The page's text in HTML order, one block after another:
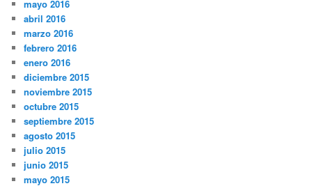
mayo 2016
abril 2016
marzo 2016
febrero 2016
enero 2016
diciembre 2015
noviembre 2015
octubre 2015
septiembre 2015
agosto 2015
julio 2015
junio 2015
mayo 2015